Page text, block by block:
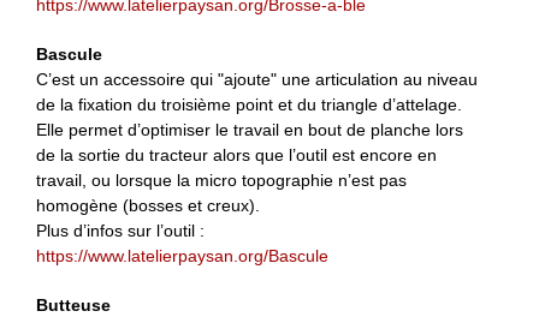
https://www.latelierpaysan.org/Brosse-a-ble
Bascule
C’est un accessoire qui "ajoute" une articulation au niveau
de la fixation du troisième point et du triangle d’attelage.
Elle permet d’optimiser le travail en bout de planche lors
de la sortie du tracteur alors que l’outil est encore en
travail, ou lorsque la micro topographie n’est pas
homogène (bosses et creux).
Plus d’infos sur l’outil :
https://www.latelierpaysan.org/Bascule
Butteuse